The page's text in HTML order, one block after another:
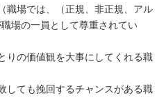
職場では、（正規、非正規、アル
場の一員として尊重されてい
りの価値観を大事にしてくれる職
しても挽回するチャンスがある職